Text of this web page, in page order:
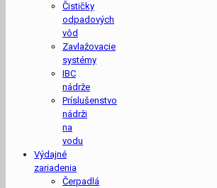
Čističky
odpadových
vôd
Zavlažovacie
systémy
IBC
nádrže
Príslušenstvo
nádrži
na
vodu
Výdajné
zariadenia
Čerpadlá